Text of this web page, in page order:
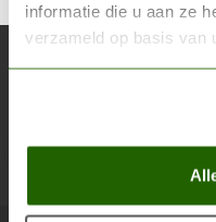
informatie die u aan ze
verzameld op basis van
Abonneer je
Blijf op de